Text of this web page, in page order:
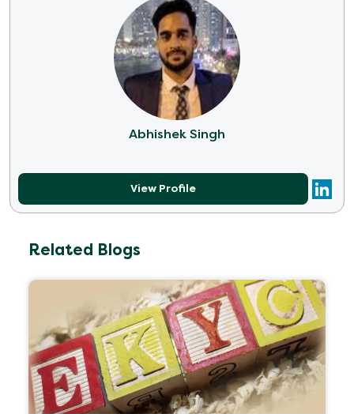
Abhishek Singh
View Profile
Related Blogs